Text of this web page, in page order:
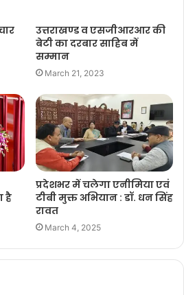
उत्तराखण्ड व एसजीआरआर की
बेटी का दरबार साहिब में
सम्मान
March 21, 2023
है
प्रदेशभर में चलेगा एनीमिया एवं
टीबी मुक्त अभियान : डॉ. धन सिंह
रावत
March 4, 2025